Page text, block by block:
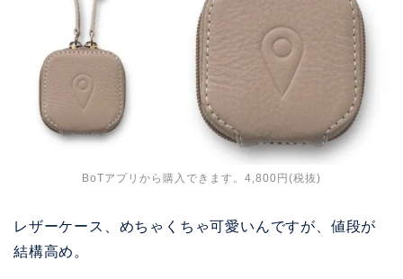
BoTアプリから購入できます。4,800円(税抜)
レザーケース、めちゃくちゃ可愛いんですが、値段が
結構高め。